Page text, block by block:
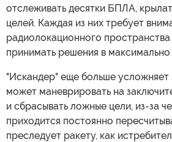
отслеживать десятки БПЛА,
целей. Каждая из них требует
радиолокационного
принимать решения в
"Искандер" еще больше усложняет
может маневрировать на
и сбрасывать ложные цели, из-за
приходится постоянно
преследует ракету, как